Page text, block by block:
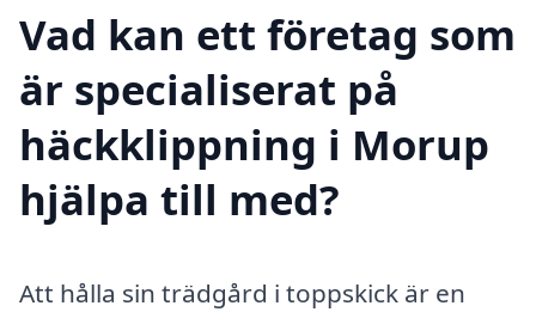
Vad kan ett företag som
är specialiserat på
häckklippning i Morup
hjälpa till med?
Att hålla sin trädgård i toppskick är en